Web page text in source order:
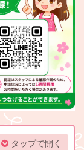
タップで開く